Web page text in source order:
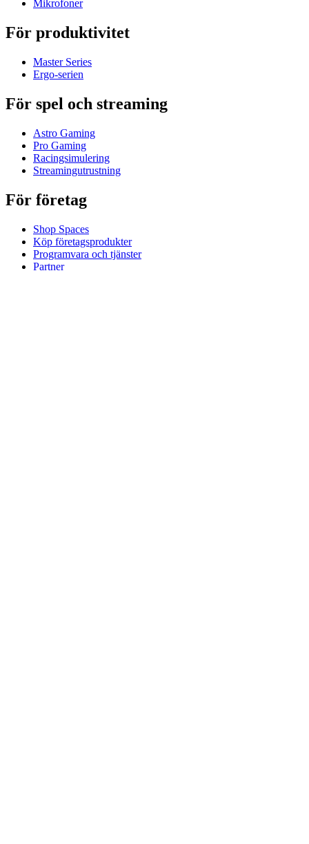
Mikrofoner
För produktivitet
Master Series
Ergo-serien
För spel och streaming
Astro Gaming
Pro Gaming
Racingsimulering
Streamingutrustning
För företag
Shop Spaces
Köp företagsprodukter
Programvara och tjänster
Partner